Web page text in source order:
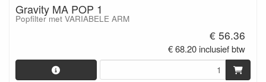
Gravity MA POP 1
Popfilter met VARIABELE ARM
€ 56.36
€ 68.20 inclusief btw